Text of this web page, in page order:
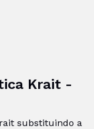
Krait -
substituindo a